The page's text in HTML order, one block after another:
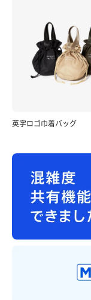
英字ロゴ巾着バッグ